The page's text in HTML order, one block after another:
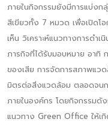
ภายในกิจกรรมยังมีการแบ่งก
สีเขียวทั้ง 7 หมวด เพื่อเปิดโ
เห็น วิเคราะห์แนวทางการดำ
ภารกิจที่ได้รับมอบหมาย อาทิ
ของเสีย การจัดการสภาพแว
มิตรต่อสิ่งแวดล้อม ตลอดจนก
ภายในองค์กร โดยกิจกรรมดัง
แนวทาง Green Office ให้เกิ